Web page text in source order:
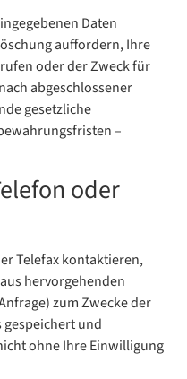
Daten
auffordern, Ihre
oder der Zweck für
abgeschlossener
gesetzliche
–
oder
Telefax kontaktieren,
hervorgehenden
zum Zwecke der
gespeichert und
ohne Ihre Einwilligung